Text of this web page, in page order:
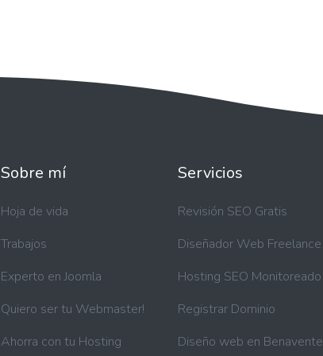
Sobre mí
Hoja de vida
Trabajos
Experto en Joomla
Quiero ser tu Webmaster!
Ahorra con tu Hosting
Servicios
Revisión SEO Gratis
Diseñador Web Freelance
Hosting SEO Monitoreado
Registrar Dominio
Diseño web en Benavente